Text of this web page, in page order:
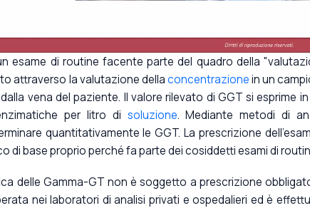
esame di routine facente parte del quadro della
attraverso la valutazione dellaconcentrazionein un
vena del paziente. Il valore rilevato di GGT si esprime in
per litro di soluzione. Mediante metodi di
quantitativamente le GGT. La prescrizione
di base proprio perché fa parte dei cosiddetti esami di
delle Gamma-GT non è soggetto a prescrizione
nei laboratori di analisi privati e ospedalieri ed è